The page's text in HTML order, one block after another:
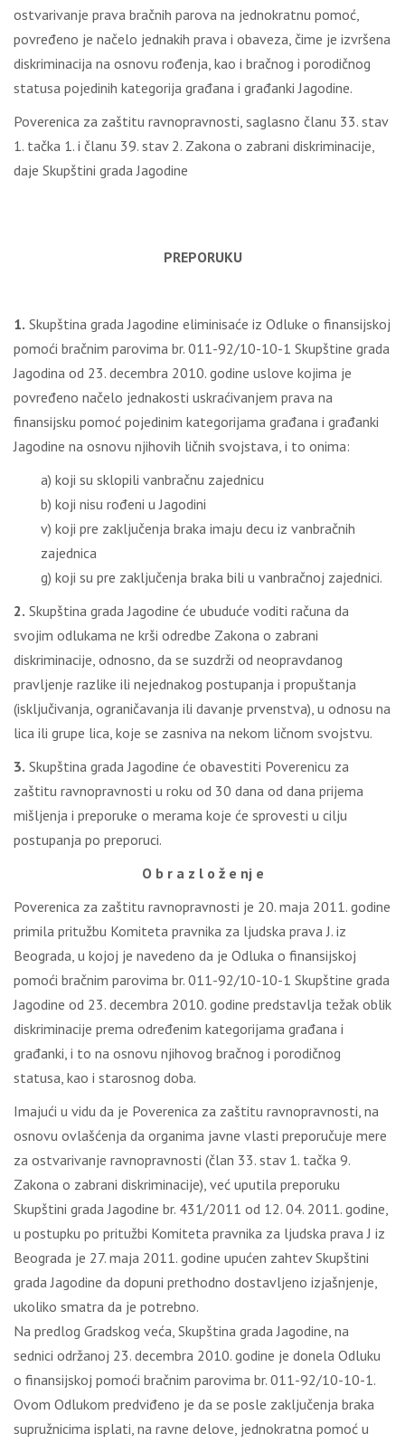
ostvarivanje prava bračnih parova na jednokratnu pomoć,
povređeno je načelo jednakih prava i obaveza, čime je izvršena
diskriminacija na osnovu rođenja, kao i bračnog i porodičnog
statusa pojedinih kategorija građana i građanki Jagodine.
Poverenica za zaštitu ravnopravnosti, saglasno članu 33. stav
1. tačka 1. i članu 39. stav 2. Zakona o zabrani diskriminacije,
daje Skupštini grada Jagodine
PREPORUKU
1. Skupština grada Jagodine eliminisaće iz Odluke o finansijskoj
pomoći bračnim parovima br. 011-92/10-10-1 Skupštine grada
Jagodina od 23. decembra 2010. godine uslove kojima je
povređeno načelo jednakosti uskraćivanjem prava na
finansijsku pomoć pojedinim kategorijama građana i građanki
Jagodine na osnovu njihovih ličnih svojstava, i to onima:
a) koji su sklopili vanbračnu zajednicu
b) koji nisu rođeni u Jagodini
v) koji pre zaključenja braka imaju decu iz vanbračnih
zajednica
g) koji su pre zaključenja braka bili u vanbračnoj zajednici.
2. Skupština grada Jagodine će ubuduće voditi računa da
svojim odlukama ne krši odredbe Zakona o zabrani
diskriminacije, odnosno, da se suzdrži od neopravdanog
pravljenje razlike ili nejednakog postupanja i propuštanja
(isključivanja, ograničavanja ili davanje prvenstva), u odnosu na
lica ili grupe lica, koje se zasniva na nekom ličnom svojstvu.
3. Skupština grada Jagodine će obavestiti Poverenicu za
zaštitu ravnopravnosti u roku od 30 dana od dana prijema
mišljenja i preporuke o merama koje će sprovesti u cilju
postupanja po preporuci.
O b r a z l o ž e nj e
Poverenica za zaštitu ravnopravnosti je 20. maja 2011. godine
primila pritužbu Komiteta pravnika za ljudska prava J. iz
Beograda, u kojoj je navedeno da je Odluka o finansijskoj
pomoći bračnim parovima br. 011-92/10-10-1 Skupštine grada
Jagodine od 23. decembra 2010. godine predstavlja težak oblik
diskriminacije prema određenim kategorijama građana i
građanki, i to na osnovu njihovog bračnog i porodičnog
statusa, kao i starosnog doba.
Imajući u vidu da je Poverenica za zaštitu ravnopravnosti, na
osnovu ovlašćenja da organima javne vlasti preporučuje mere
za ostvarivanje ravnopravnosti (član 33. stav 1. tačka 9.
Zakona o zabrani diskriminacije), već uputila preporuku
Skupštini grada Jagodine br. 431/2011 od 12. 04. 2011. godine,
u postupku po pritužbi Komiteta pravnika za ljudska prava J iz
Beograda je 27. maja 2011. godine upućen zahtev Skupštini
grada Jagodine da dopuni prethodno dostavljeno izjašnjenje,
ukoliko smatra da je potrebno.
Na predlog Gradskog veća, Skupština grada Jagodine, na
sednici održanoj 23. decembra 2010. godine je donela Odluku
o finansijskoj pomoći bračnim parovima br. 011-92/10-10-1.
Ovom Odlukom predviđeno je da se posle zaključenja braka
supružnicima isplati, na ravne delove, jednokratna pomoć u